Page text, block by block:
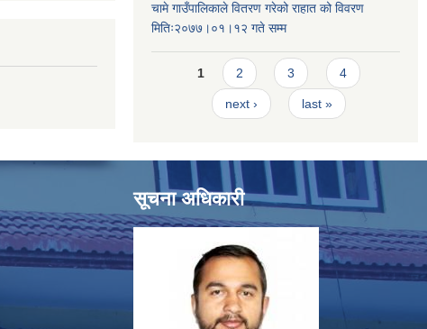
चामे गाउँपालिकाले वितरण गरेको राहात को विवरण
मितिः२०७७।०१।१२ गते सम्म
Pages
1 2 3 4
next › last »
सूचना अधिकारी